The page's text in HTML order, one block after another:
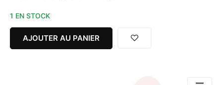
1 EN STOCK
AJOUTER AU PANIER